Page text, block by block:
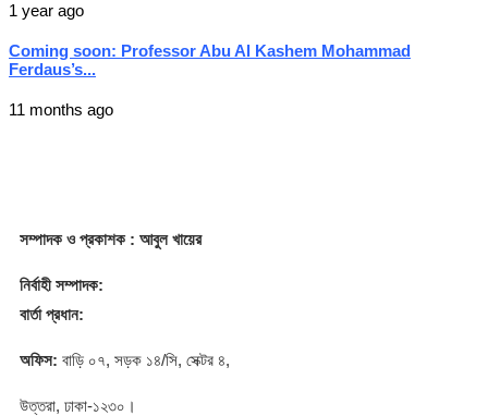
1 year ago
Coming soon: Professor Abu Al Kashem Mohammad
Ferdaus’s...
11 months ago
সম্পাদকও প্রকাশক : আবুল খায়ের
নির্বাহী সম্পাদক:
বার্তা প্রধান:
অফিস: বাড়ি ০৭, সড়ক ১৪/সি, সেক্টর ৪,
উত্তরা, ঢাকা-১২৩০।